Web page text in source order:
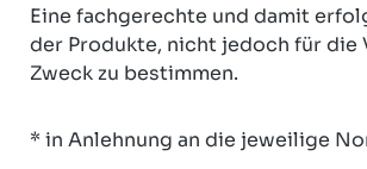
Eine fachgerechte und damit
der Produkte, nicht jedoch für die
Zweck zu bestimmen.
* in Anlehnung an die jeweilige